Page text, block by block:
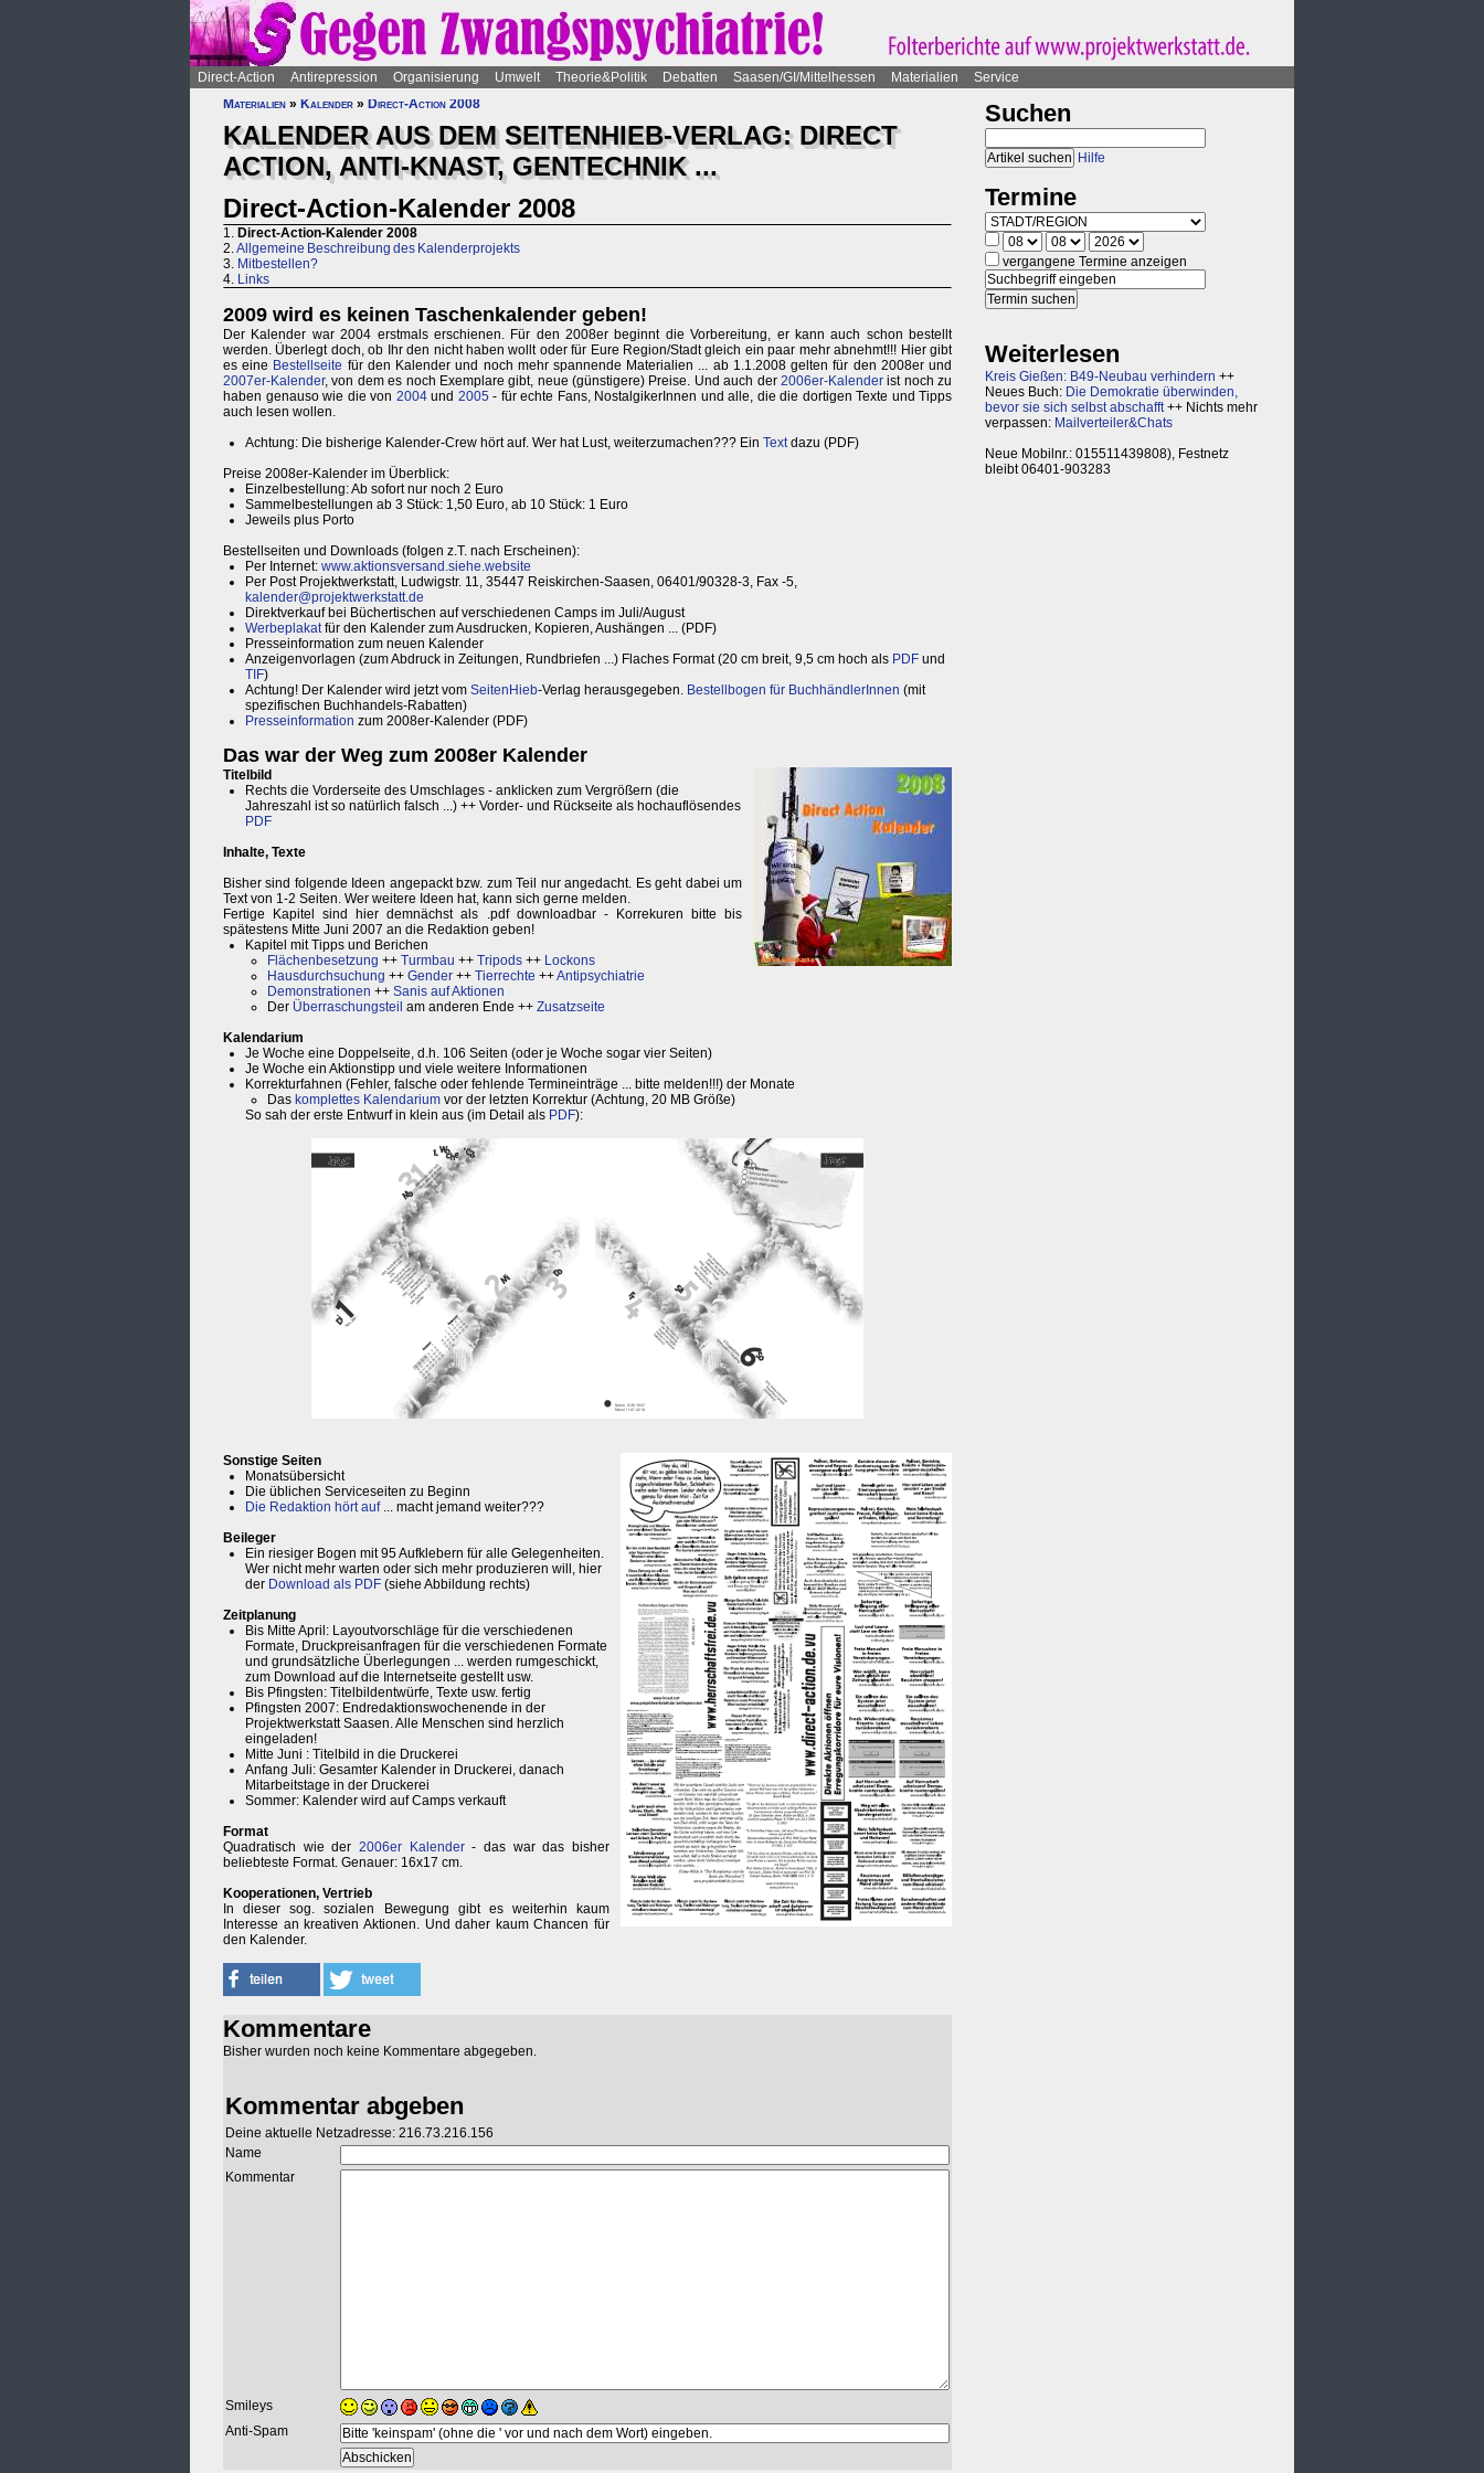
Direct-Action Antirepression Organisierung Umwelt Theorie&Politik Debatten Saasen/GI/Mittelhessen Materialien
Service
Materialien » Kalender » Direct-Action 2008
KALENDER AUS DEM SEITENHIEB-VERLAG: DIRECT
ACTION, ANTI-KNAST, GENTECHNIK ...
Direct-Action-Kalender 2008
1. Direct-Action-Kalender 2008
2.Allgemeine Beschreibung des Kalenderprojekts
3. Mitbestellen?
4. Links
2009 wird es keinen Taschenkalender geben!
Der Kalender war 2004 erstmals erschienen. Für den 2008er beginnt die Vorbereitung, er kann auch schon bestellt
werden. Überlegt doch, ob Ihr den nicht haben wollt oder für Eure Region/Stadt gleich ein paar mehr abnehmt!!! Hier gibt
es eine Bestellseite für den Kalender und noch mehr spannende Materialien ... ab 1.1.2008 gelten für den 2008er und
2007er-Kalender, von dem es noch Exemplare gibt, neue (günstigere) Preise. Und auch der 2006er-Kalenderist noch zu
haben genauso wie die von 2004und 2005- für echte Fans, NostalgikerInnen und alle, die die dortigen Texte und Tipps
auch lesen wollen.
Achtung: Die bisherige Kalender-Crew hört auf. Wer hat Lust, weiterzumachen??? Ein Textdazu (PDF)
Preise 2008er-Kalender im Überblick:
Einzelbestellung: Ab sofort nur noch 2 Euro
Sammelbestellungen ab 3 Stück: 1,50 Euro, ab 10 Stück: 1 Euro
Jeweils plus Porto
Bestellseiten und Downloads (folgen z.T. nach Erscheinen):
Per Internet: www.aktionsversand.siehe.website
Per Post Projektwerkstatt, Ludwigstr. 11, 35447 Reiskirchen-Saasen, 06401/90328-3, Fax -5,
kalender@projektwerkstatt.de
Direktverkauf bei Büchertischen auf verschiedenen Camps im Juli/August
Werbeplakatfür den Kalender zum Ausdrucken, Kopieren, Aushängen ... (PDF)
Presseinformation zum neuen Kalender
Anzeigenvorlagen (zum Abdruck in Zeitungen, Rundbriefen ...) Flaches Format (20 cm breit, 9,5 cm hoch als PDF und
TIF)
Achtung! Der Kalender wird jetzt vom SeitenHieb-Verlag herausgegeben. Bestellbogen für BuchhändlerInnen (mit
spezifischen Buchhandels-Rabatten)
Presseinformation zum 2008er-Kalender (PDF)
Das war der Weg zum 2008er Kalender
Titelbild
Rechts die Vorderseite des Umschlages - anklicken zum Vergrößern (die
Jahreszahl ist so natürlich falsch ...) ++ Vorder- und Rückseite als hochauflösendes
PDF
Inhalte, Texte
Bisher sind folgende Ideen angepackt bzw. zum Teil nur angedacht. Es geht dabei um
Text von 1-2 Seiten. Wer weitere Ideen hat, kann sich gerne melden.
Fertige Kapitel sind hier demnächst als .pdf downloadbar - Korrekuren bitte bis
spätestens Mitte Juni 2007 an die Redaktion geben!
Kapitel mit Tipps und Berichen
Flächenbesetzung ++ Turmbau ++ Tripods ++ Lockons
Hausdurchsuchung ++ Gender ++ Tierrechte ++Antipsychiatrie
Demonstrationen ++ Sanis auf Aktionen
Der Überraschungsteil am anderen Ende ++ Zusatzseite
Kalendarium
Je Woche eine Doppelseite, d.h. 106 Seiten (oder je Woche sogar vier Seiten)
Je Woche ein Aktionstipp und viele weitere Informationen
Korrekturfahnen (Fehler, falsche oder fehlende Termineinträge ... bitte melden!!!) der Monate
Das komplettes Kalendarium vor der letzten Korrektur (Achtung, 20 MB Größe)
So sah der erste Entwurf in klein aus (im Detail als PDF):
Sonstige Seiten
Monatsübersicht
Die üblichen Serviceseiten zu Beginn
Die Redaktion hört auf... macht jemand weiter???
Beileger
Ein riesiger Bogen mit 95 Aufklebern für alle Gelegenheiten.
Wer nicht mehr warten oder sich mehr produzieren will, hier
der Download als PDF (siehe Abbildung rechts)
Zeitplanung
Bis Mitte April: Layoutvorschläge für die verschiedenen
Formate, Druckpreisanfragen für die verschiedenen Formate
und grundsätzliche Überlegungen ... werden rumgeschickt,
zum Download auf die Internetseite gestellt usw.
Bis Pfingsten: Titelbildentwürfe, Texte usw. fertig
Pfingsten 2007: Endredaktionswochenende in der
Projektwerkstatt Saasen. Alle Menschen sind herzlich
eingeladen!
Mitte Juni : Titelbild in die Druckerei
Anfang Juli: Gesamter Kalender in Druckerei, danach
Mitarbeitstage in der Druckerei
Sommer: Kalender wird auf Camps verkauft
Format
Quadratisch wie der 2006er Kalender- das war das bisher
beliebteste Format. Genauer: 16x17 cm.
Kooperationen, Vertrieb
In dieser sog. sozialen Bewegung gibt es weiterhin kaum
Interesse an kreativen Aktionen. Und daher kaum Chancen für
den Kalender.
Kommentare
Bisher wurden noch keine Kommentare abgegeben.
Kommentar abgeben
Deine aktuelle Netzadresse: 216.73.216.156
Name
Kommentar
Smileys
Anti-Spam
Suchen
Hilfe
Termine
vergangene Termine anzeigen
Weiterlesen
Kreis Gießen: B49-Neubau verhindern ++
Neues Buch: Die Demokratie überwinden,
bevor sie sich selbst abschafft++ Nichts mehr
verpassen: Mailverteiler&Chats
Neue Mobilnr.: 015511439808), Festnetz
bleibt 06401-903283